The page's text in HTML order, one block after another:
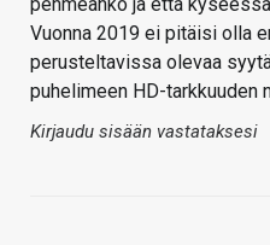
Vuonna 2019 ei pitäisi olla
perusteltavissa olevaa
puhelimeen HD-tarkkuuden
Kirjaudu sisään vastataksesi